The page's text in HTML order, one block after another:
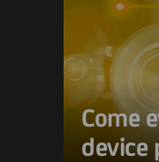
Come
device